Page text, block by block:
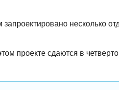
несколько
проекте сдаются в